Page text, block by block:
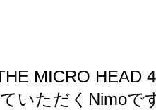
MICRO HEAD
いただくNimoで